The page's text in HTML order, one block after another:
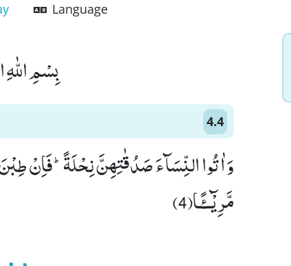
Language
بِسْمِ
4.4
وَ اٰتُوا النِّسَآءَ صَدُقٰتِهِنَّ نِحْلَةًؕ-فَاِنْ
مَّرِیْٓــٴًـا(4)